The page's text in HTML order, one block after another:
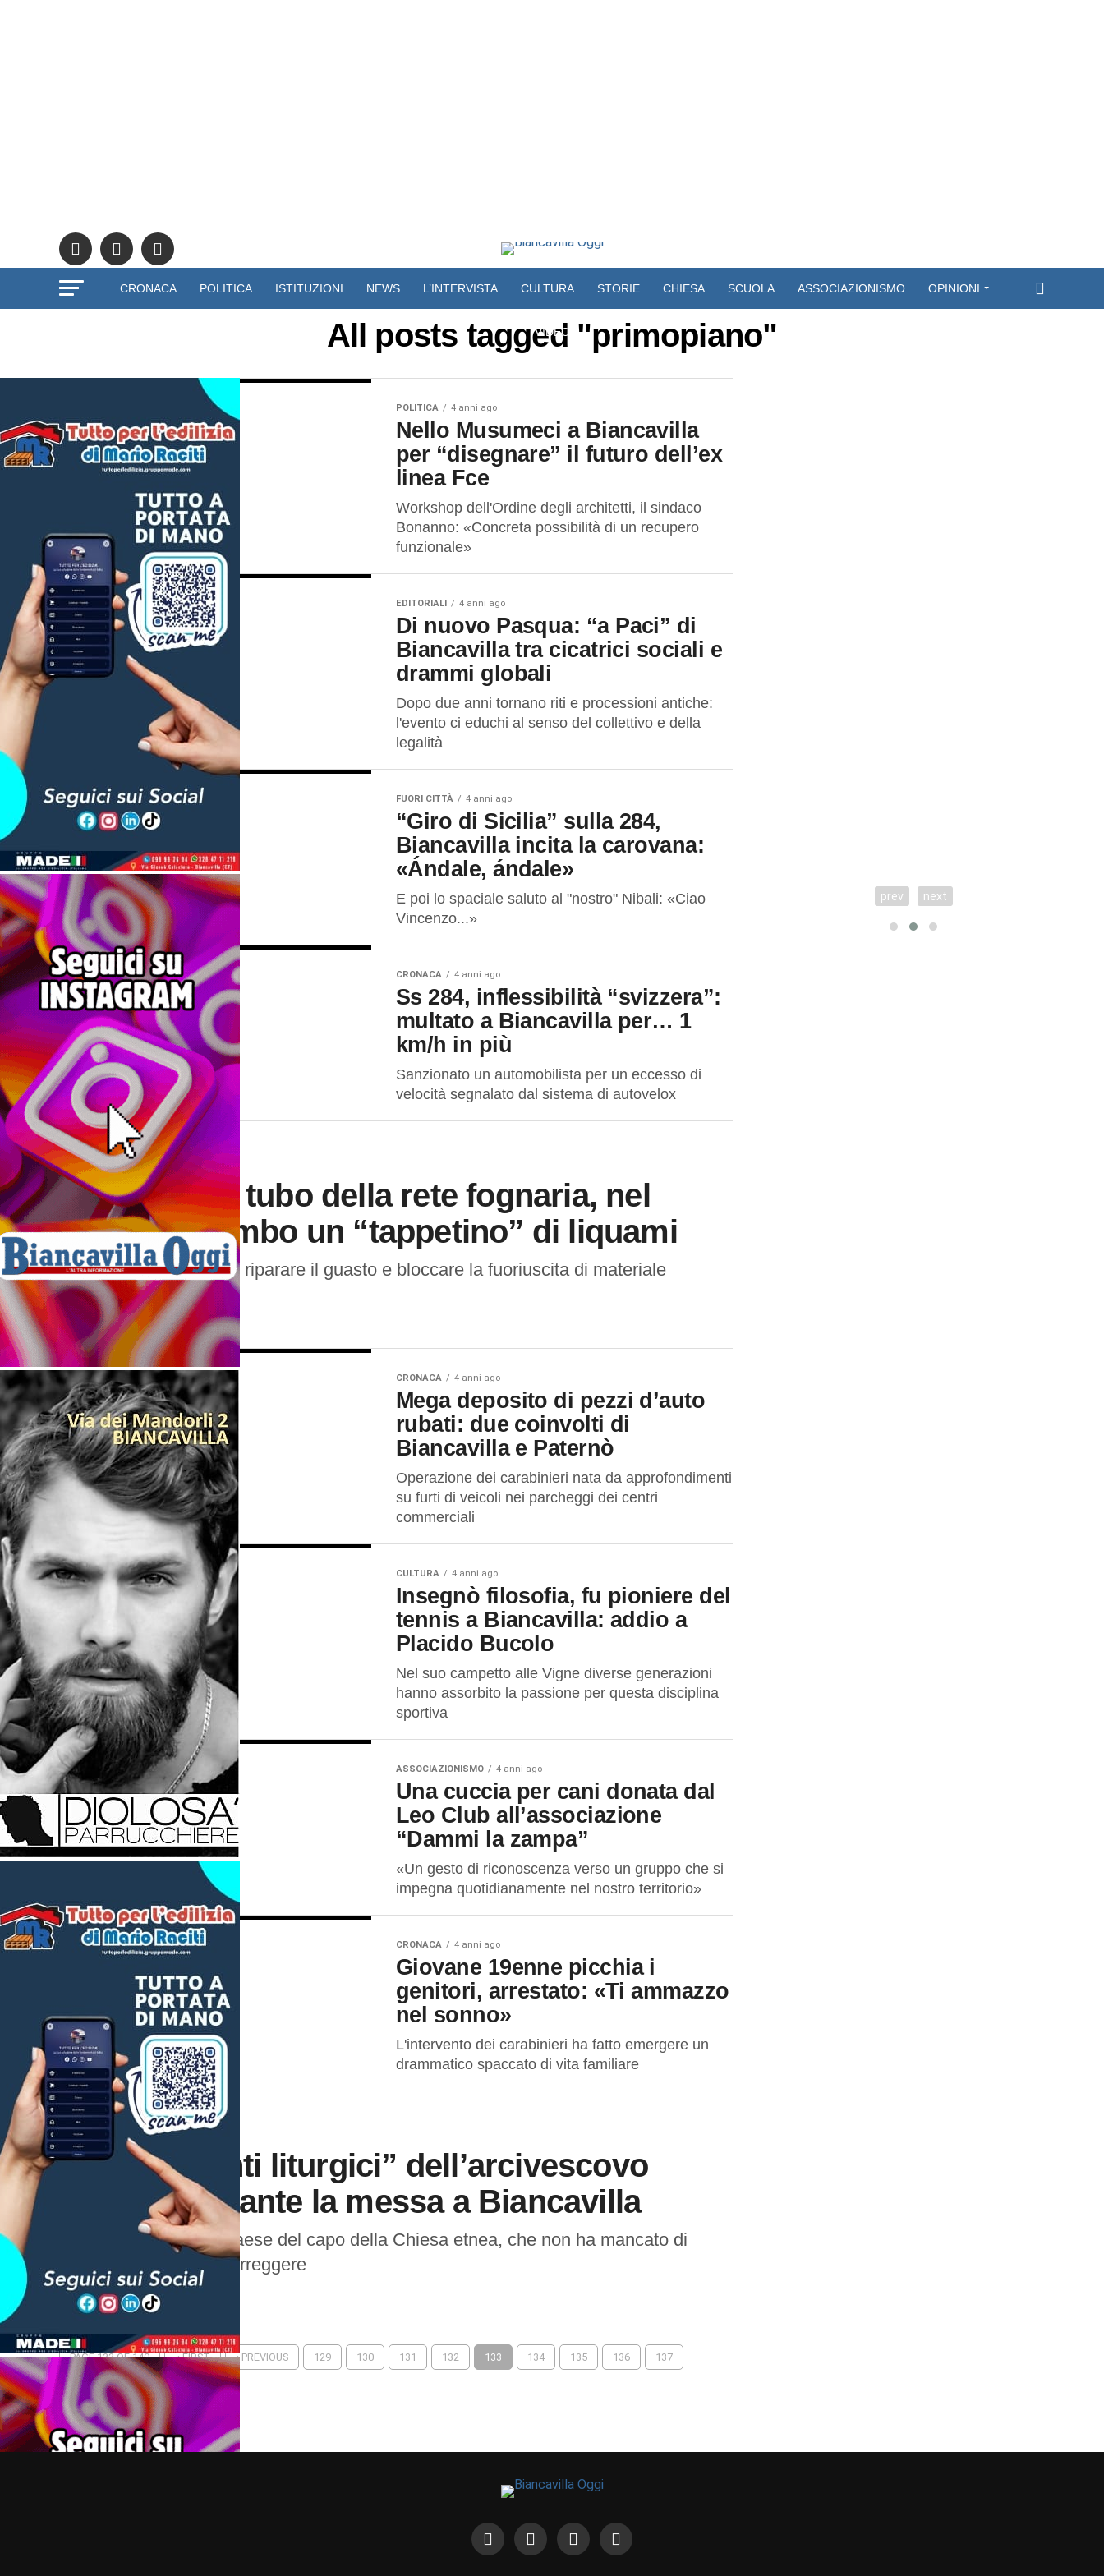
CRONACA POLITICA ISTITUZIONI NEWS L’INTERVISTA CULTURA STORIE CHIESA SCUOLA ASSOCIAZIONISMO OPINIONI
VIDEO
All posts tagged "primopiano"
POLITICA 4 anni ago
Nello Musumeci a Biancavilla
per “disegnare” il futuro dell’ex
linea Fce
Workshop dell'Ordine degli architetti, il sindaco
Bonanno: «Concreta possibilità di un recupero
funzionale»
EDITORIALI 4 anni ago
Di nuovo Pasqua: “a Paci” di
Biancavilla tra cicatrici sociali e
drammi globali
Dopo due anni tornano riti e processioni antiche:
l'evento ci educhi al senso del collettivo e della
legalità
FUORI CITTÀ 4 anni ago
“Giro di Sicilia” sulla 284,
Biancavilla incita la carovana:
«Ándale, ándale»
E poi lo spaciale saluto al "nostro" Nibali: «Ciao
Vincenzo...»
CRONACA 4 anni ago
Ss 284, inflessibilità “svizzera”:
multato a Biancavilla per… 1
km/h in più
Sanzionato un automobilista per un eccesso di
velocità segnalato dal sistema di autovelox
NEWS 4 anni ago
“Scoppia” tubo della rete fognaria, nel
viale Colombo un “tappetino” di liquami
Operai al lavoro per riparare il guasto e bloccare la fuoriuscita di materiale
maleodorante
CRONACA 4 anni ago
Mega deposito di pezzi d’auto
rubati: due coinvolti di
Biancavilla e Paternò
Operazione dei carabinieri nata da approfondimenti
su furti di veicoli nei parcheggi dei centri
commerciali
CULTURA 4 anni ago
Insegnò filosofia, fu pioniere del
tennis a Biancavilla: addio a
Placido Bucolo
Nel suo campetto alle Vigne diverse generazioni
hanno assorbito la passione per questa disciplina
sportiva
ASSOCIAZIONISMO 4 anni ago
Una cuccia per cani donata dal
Leo Club all’associazione
“Dammi la zampa”
«Un gesto di riconoscenza verso un gruppo che si
impegna quotidianamente nel nostro territorio»
CRONACA 4 anni ago
Giovane 19enne picchia i
genitori, arrestato: «Ti ammazzo
nel sonno»
L'intervento dei carabinieri ha fatto emergere un
drammatico spaccato di vita familiare
CHIESA 4 anni ago
Gli “appunti liturgici” dell’arcivescovo
Renna durante la messa a Biancavilla
Seconda visita in paese del capo della Chiesa etnea, che non ha mancato di
notare aspetti da correggere
PAGE 133 OF 140 « FIRST ‹ PREVIOUS 129 130 131 132 133 134 135 136 137
NEXT › LAST »
prev next